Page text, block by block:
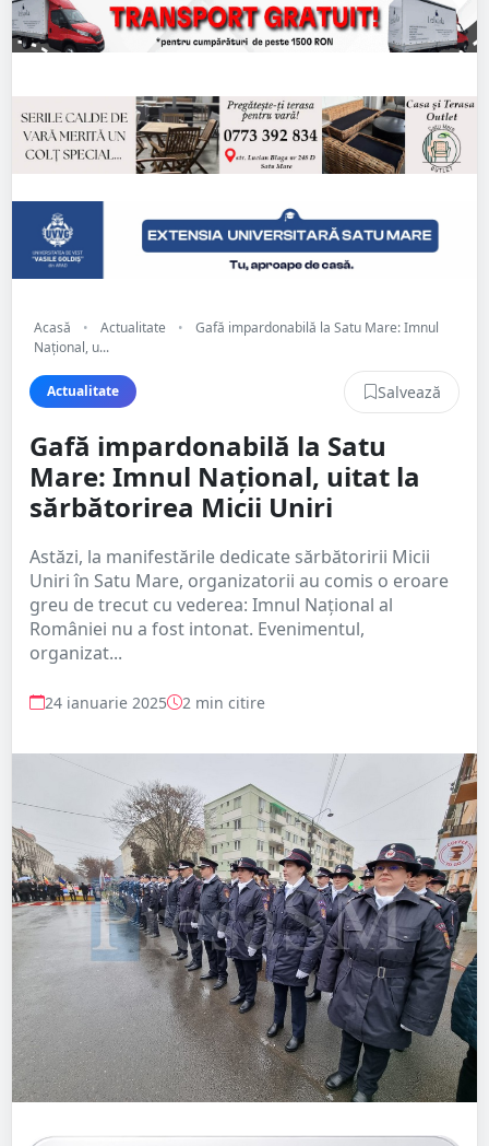
Acasă • Actualitate •
Gafă impardonabilă la Satu Mare: Imnul
Național, u...
Actualitate Salvează
Gafă impardonabilă la Satu
Mare: Imnul Național, uitat la
sărbătorirea Micii Uniri
Astăzi, la manifestările dedicate sărbătoririi Micii
Uniri în Satu Mare, organizatorii au comis o eroare
greu de trecut cu vederea: Imnul Național al
României nu a fost intonat. Evenimentul,
organizat...
24 ianuarie 2025 2 min citire